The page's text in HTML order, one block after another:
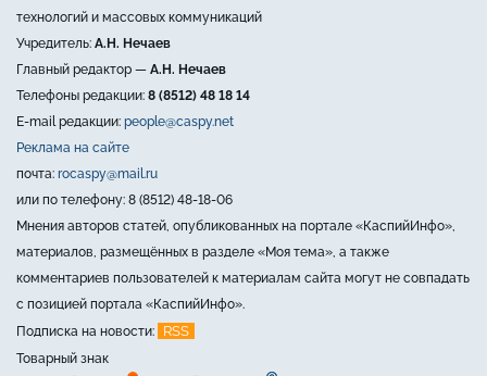
технологий и массовых коммуникаций
Учредитель: А.Н. Нечаев
Главный редактор — А.Н. Нечаев
Телефоны редакции: 8 (8512) 48 18 14
E-mail редакции: people@caspy.net
Реклама на сайте
почта: rocaspy@mail.ru
или по телефону: 8 (8512) 48-18-06
Мнения авторов статей, опубликованных на портале «КаспийИнфо»,
материалов, размещённых в разделе «Моя тема», а также
комментариев пользователей к материалам сайта могут не совпадать
с позицией портала «КаспийИнфо».
Подписка на новости:
RSS
Товарный знак